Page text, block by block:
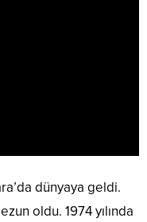
dünyaya geldi.
oldu. 1974 yılında